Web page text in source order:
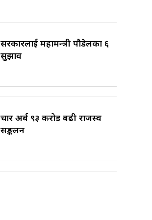
सरकारलाई महामन्त्री पौडेलका ६
सुझाव
चार अर्ब ९३ करोड बढी राजस्व
सङ्कलन